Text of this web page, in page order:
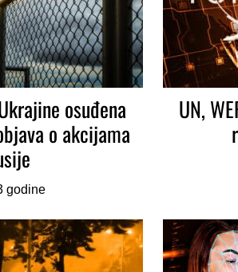
osuđena
o akcijama
godine
UN,